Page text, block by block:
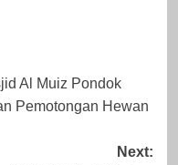
Al Muiz Pondok
Pemotongan Hewan
Next: